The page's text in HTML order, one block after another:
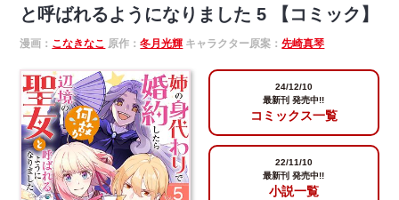
と呼ばれるようになりました 5 【コミック】
漫画： こなきなこ 原作：冬月光輝 キャラクター原案：先崎真琴
24/12/10
最新刊 発売中!!
コミックス一覧
22/11/10
最新刊 発売中!!
小説一覧